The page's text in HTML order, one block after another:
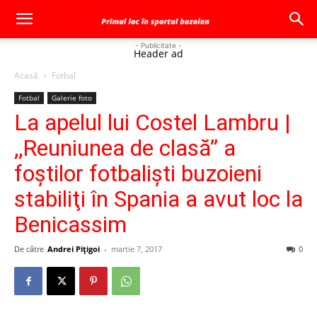
- Publicitate -
Header ad
Acasă Fotbal
Fotbal Galerie foto
La apelul lui Costel Lambru |
,,Reuniunea de clasă” a
foştilor fotbalişti buzoieni
stabiliţi în Spania a avut loc la
Benicassim
De către Andrei Pițigoi - martie 7, 2017 0